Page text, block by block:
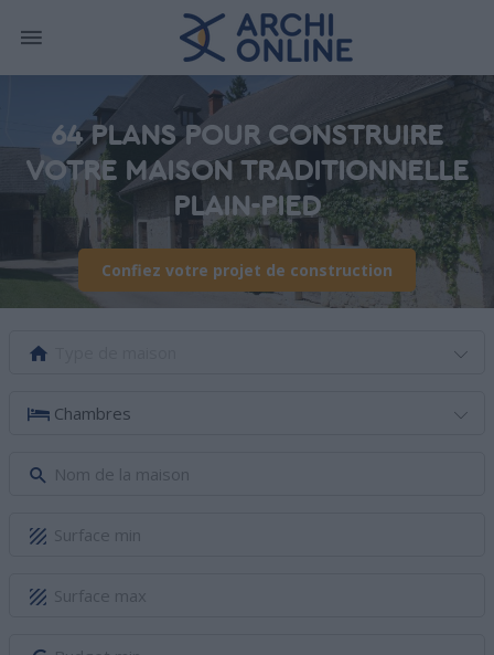
64 PLANS POUR CONSTRUIRE
VOTRE MAISON TRADITIONNELLE
PLAIN-PIED
Confiez votre projet de construction